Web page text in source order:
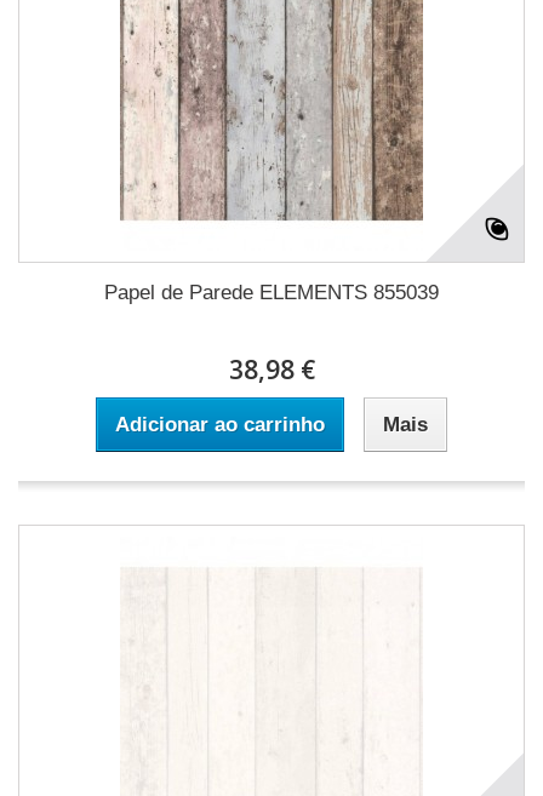
Papel de Parede ELEMENTS 855039
38,98 €
Adicionar ao carrinho Mais